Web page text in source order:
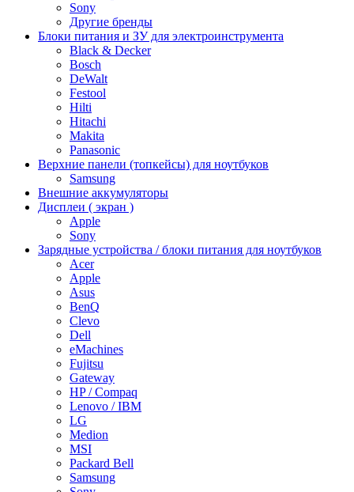
Sony
Другие бренды
Блоки питания и ЗУ для электроинструмента
Black & Decker
Bosch
DeWalt
Festool
Hilti
Hitachi
Makita
Panasonic
Верхние панели (топкейсы) для ноутбуков
Samsung
Внешние аккумуляторы
Дисплеи ( экран )
Apple
Sony
Зарядные устройства / блоки питания для ноутбуков
Acer
Apple
Asus
BenQ
Clevo
Dell
eMachines
Fujitsu
Gateway
HP / Compaq
Lenovo / IBM
LG
Medion
MSI
Packard Bell
Samsung